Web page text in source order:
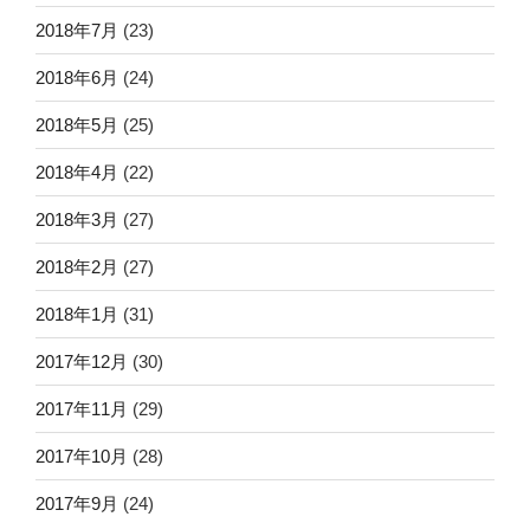
2018年7月 (23)
2018年6月 (24)
2018年5月 (25)
2018年4月 (22)
2018年3月 (27)
2018年2月 (27)
2018年1月 (31)
2017年12月 (30)
2017年11月 (29)
2017年10月 (28)
2017年9月 (24)